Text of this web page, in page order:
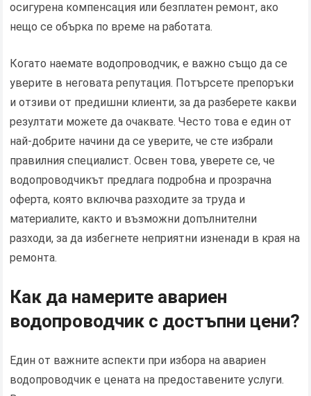
осигурена компенсация или безплатен ремонт, ако
нещо се обърка по време на работата.
Когато наемате водопроводчик, е важно също да се
уверите в неговата репутация. Потърсете препоръки
и отзиви от предишни клиенти, за да разберете какви
резултати можете да очаквате. Често това е един от
най-добрите начини да се уверите, че сте избрали
правилния специалист. Освен това, уверете се, че
водопроводчикът предлага подробна и прозрачна
оферта, която включва разходите за труда и
материалите, както и възможни допълнителни
разходи, за да избегнете неприятни изненади в края на
ремонта.
Как да намерите авариен
водопроводчик с достъпни цени?
Един от важните аспекти при избора на авариен
водопроводчик е цената на предоставените услуги.